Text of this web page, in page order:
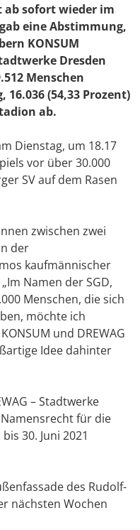
ab sofort wieder im
eine Abstimmung,
KONSUM
Dresden
Menschen
(54,33 Prozent)
ab.
Dienstag, um 18.17
vor über 30.000
SV auf dem Rasen
zwischen zwei
der
kaufmännischer
„Im Namen der SGD,
Menschen, die sich
möchte ich
und DREWAG
Idee dahinter
– Stadtwerke
für die
30. Juni 2021
des Rudolf-
nächsten Wochen